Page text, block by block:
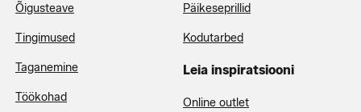
Õigusteave
Tingimused
Taganemine
Töökohad
Päikeseprillid
Kodutarbed
Leia inspiratsiooni
Online outlet